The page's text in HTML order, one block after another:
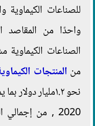
للصناعات الكيماوية
واحدًا من المقاصد
الصناعات الكيماوية
من المنتجات
2020 , من